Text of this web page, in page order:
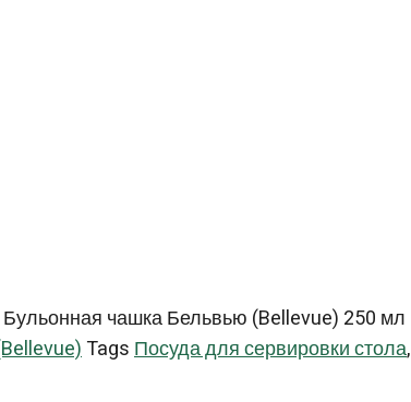
Бульонная чашка Бельвью (Bellevue) 250 мл
TagsПосуда для сервировки стола,